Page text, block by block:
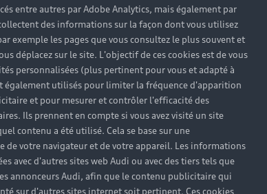
entre autres par Adobe Analytics, mais également par
des informations sur la façon dont vous utilisez
exemple les pages que vous consultez le plus souvent et
déplacez sur le site. L'objectif de ces cookies est de vous
personnalisées (plus pertinent pour vous et adapté à
également utilisés pour limiter la fréquence d'apparition
et pour mesurer et contrôler l'efficacité des
Ils prennent en compte si vous avez visité un site
contenu a été utilisé. Cela se base sur une
de votre navigateur et de votre appareil. Les informations
avec d'autres sites web Audi ou avec des tiers tels que
annonceurs Audi, afin que le contenu publicitaire qui
sur d'autres sites internet soit pertinent. Ces cookies